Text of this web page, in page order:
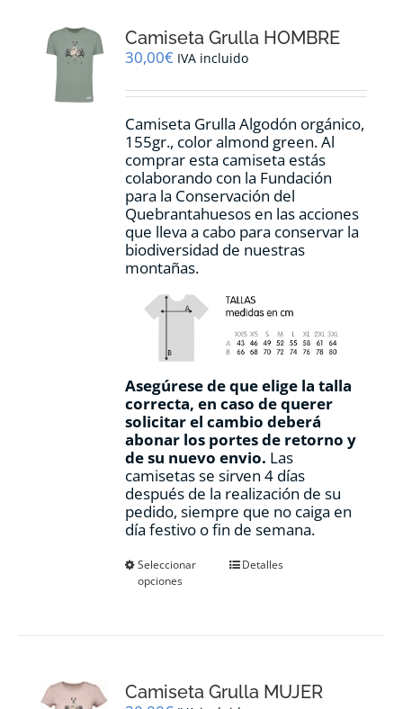
se
pueden
en
página
de
producto
Camiseta Grulla HOMBRE
30,00€ IVA incluido
Camiseta Grulla Algodón orgánico,
155gr., coloralmond green.Al
comprar esta camiseta estás
colaborando con la Fundación
para la Conservación del
Quebrantahuesos en las acciones
que lleva a cabo para conservar la
biodiversidad de nuestras
montañas.
Asegúrese de que elige la talla
correcta, en caso de querer
solicitar el cambio deberá
abonar los portes de retorno y
de su nuevo envio. Las
camisetas se sirven 4 días
después de la realización de su
pedido, siempre que no caiga en
día festivo o fin de semana.
Seleccionar
opciones
Este
se
Detalles
Camiseta Grulla MUJER